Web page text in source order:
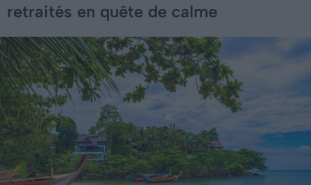
retraités en quête de calme